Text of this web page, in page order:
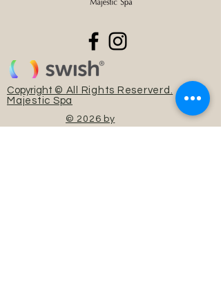
Copyright © All Rights Reserverd.
Majestic Spa
© 2026 by